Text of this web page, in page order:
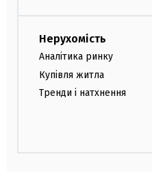
Нерухомість
Аналітика ринку
Купівля житла
Тренди і натхнення